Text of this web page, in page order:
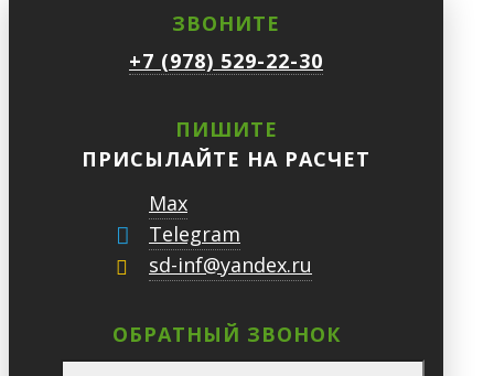
ЗВОНИТЕ
+7 (978) 529-22-30
ПИШИТЕ
ПРИСЫЛАЙТЕ НА РАСЧЕТ
Max
Telegram
sd-inf@yandex.ru
ОБРАТНЫЙ ЗВОНОК